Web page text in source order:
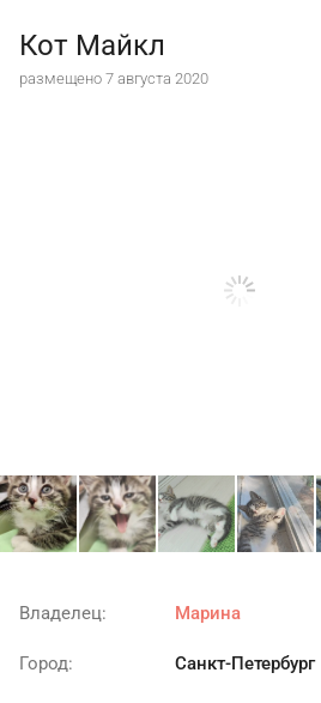
Кот Майкл
размещено 7 августа 2020
Владелец: Марина
Город: Санкт-Петербург